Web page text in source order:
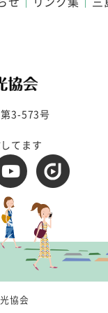
3-573号
てます
協会